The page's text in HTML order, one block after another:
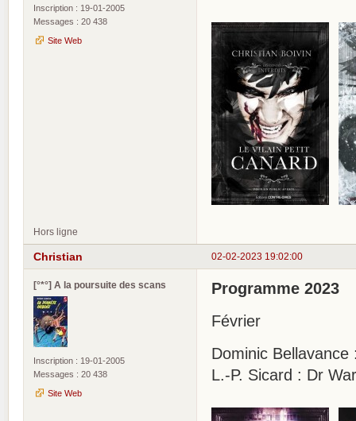
Inscription : 19-01-2005
Messages : 20 438
Site Web
Hors ligne
02-02-2023 19:02:00
Christian
[°*°] A la poursuite des scans
Inscription : 19-01-2005
Messages : 20 438
Site Web
Programme 2023
Février
Dominic Bellavance
L.-P. Sicard : Dr